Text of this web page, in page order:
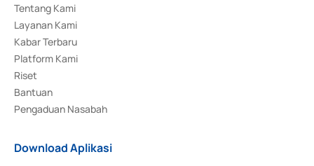
Tentang Kami
Layanan Kami
Kabar Terbaru
Platform Kami
Riset
Bantuan
Pengaduan Nasabah
Download Aplikasi